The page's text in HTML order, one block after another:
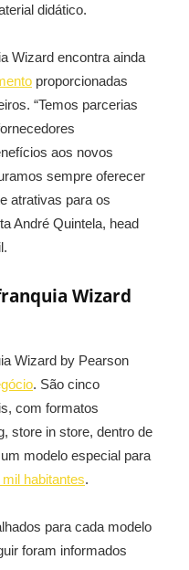
didático.
Wizard encontra ainda
proporcionadas
“Temos parcerias
aos novos
sempre oferecer
atrativas para os
André Quintela, head
Wizard
Wizard by Pearson
. São cinco
com formatos
store in store, dentro de
modelo especial para
habitantes.
para cada modelo
foram informados